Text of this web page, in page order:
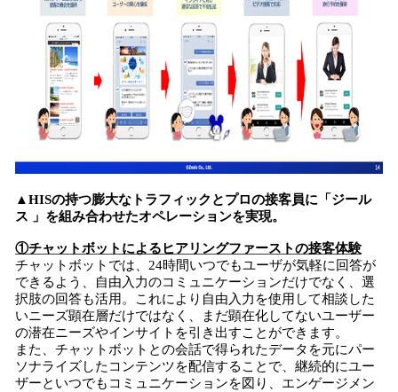
▲HISの持つ膨大なトラフィックとプロの接客員に「ジール
ス 」を組み合わせたオペレーションを実現。
①チャットボットによるヒアリングファーストの接客体験
チャットボットでは、24時間いつでもユーザが気軽に回答が
できるよう、自由入力のコミュニケーションだけでなく、選
択肢の回答も活用。これにより自由入力を使用して相談した
いニーズ顕在層だけではなく、まだ顕在化してないユーザー
の潜在ニーズやインサイトを引き出すことができます。
また、チャットボットとの会話で得られたデータを元にパー
ソナライズしたコンテンツを配信することで、継続的にユー
ザーといつでもコミュニケーションを図り、エンゲージメン